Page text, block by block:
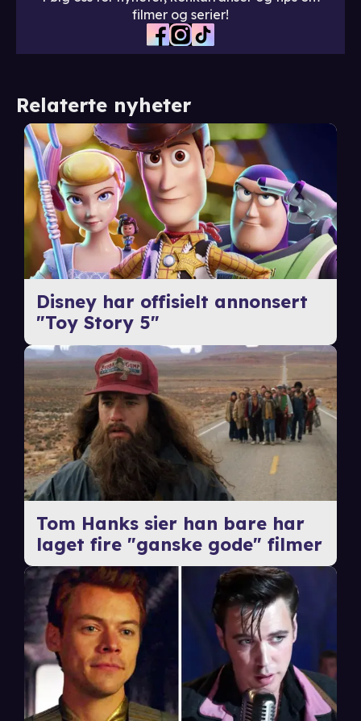
filmer og serier!
Relaterte nyheter
Disney har offisielt annonsert
"Toy Story 5"
Tom Hanks sier han bare har
laget fire "ganske gode" filmer